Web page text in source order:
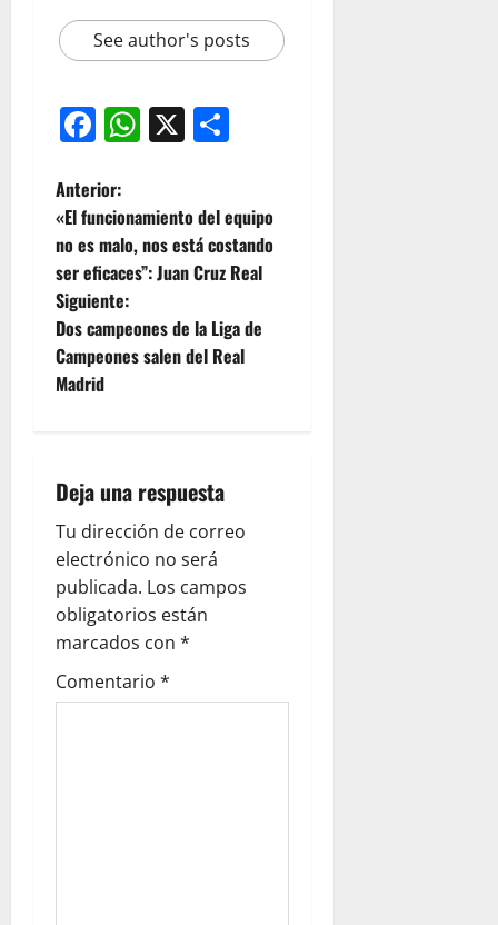
See author's posts
Facebook
WhatsApp
X
Anterior:
«El funcionamiento del equipo
no es malo, nos está costando
ser eficaces”: Juan Cruz Real
Siguiente:
Dos campeones de la Liga de
Campeones salen del Real
Madrid
Deja una respuesta
Tu dirección de correo
electrónico no será
publicada. Los campos
obligatorios están
marcados con *
Comentario *